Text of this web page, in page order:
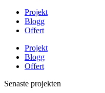
Projekt
Blogg
Offert
Projekt
Blogg
Offert
Senaste projekten